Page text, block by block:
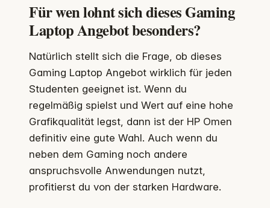
Für wen lohnt sich dieses Gaming
Laptop Angebot besonders?
Natürlich stellt sich die Frage, ob dieses
Gaming Laptop Angebot wirklich für jeden
Studenten geeignet ist. Wenn du
regelmäßig spielst und Wert auf eine hohe
Grafikqualität legst, dann ist der HP Omen
definitiv eine gute Wahl. Auch wenn du
neben dem Gaming noch andere
anspruchsvolle Anwendungen nutzt,
profitierst du von der starken Hardware.